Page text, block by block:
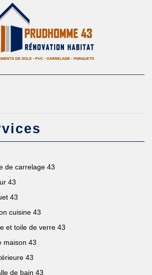
de carrelage 43
43
43
cuisine 43
et toile de verre 43
maison 43
43
de bain 43